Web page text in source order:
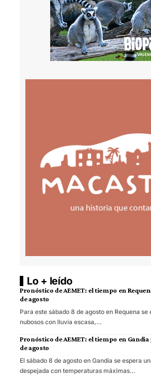
Lo + leído
Pronóstico de AEMET: el tiempo en
de agosto
Para este sábado 8 de agosto en Requena
nubosos con lluvia escasa,…
Pronóstico de AEMET: el tiempo en Gandia
de agosto
El sábado 8 de agosto en Gandia se espera
despejada con temperaturas máximas…